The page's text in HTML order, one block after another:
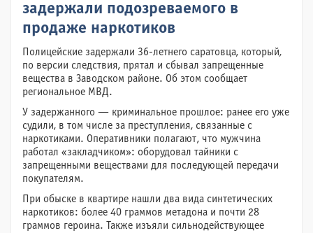
задержали подозреваемого в
продаже наркотиков
Полицейские задержали 36-летнего саратовца, который,
по версии следствия, прятал и сбывал запрещенные
вещества в Заводском районе. Об этом сообщает
региональное МВД.
У задержанного — криминальное прошлое: ранее его уже
судили, в том числе за преступления, связанные с
наркотиками. Оперативники полагают, что мужчина
работал «закладчиком»: оборудовал тайники с
запрещенными веществами для последующей передачи
покупателям.
При обыске в квартире нашли два вида синтетических
наркотиков: более 40 граммов метадона и почти 28
граммов героина. Также изъяли сильнодействующее